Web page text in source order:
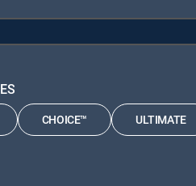
CHOICE™ ULTIMATE